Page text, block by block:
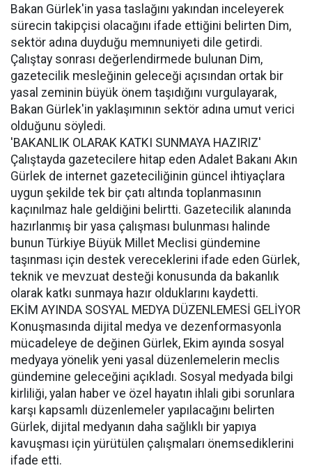
Bakan Gürlek'in yasa taslağını yakından inceleyerek
sürecin takipçisi olacağını ifade ettiğini belirten Dim,
sektör adına duyduğu memnuniyeti dile getirdi.
Çalıştay sonrası değerlendirmede bulunan Dim,
gazetecilik mesleğinin geleceği açısından ortak bir
yasal zeminin büyük önem taşıdığını vurgulayarak,
Bakan Gürlek'in yaklaşımının sektör adına umut verici
olduğunu söyledi.
'BAKANLIK OLARAK KATKI SUNMAYA HAZIRIZ'
Çalıştayda gazetecilere hitap eden Adalet Bakanı Akın
Gürlek de internet gazeteciliğinin güncel ihtiyaçlara
uygun şekilde tek bir çatı altında toplanmasının
kaçınılmaz hale geldiğini belirtti. Gazetecilik alanında
hazırlanmış bir yasa çalışması bulunması halinde
bunun Türkiye Büyük Millet Meclisi gündemine
taşınması için destek vereceklerini ifade eden Gürlek,
teknik ve mevzuat desteği konusunda da bakanlık
olarak katkı sunmaya hazır olduklarını kaydetti.
EKİM AYINDA SOSYAL MEDYA DÜZENLEMESİ GELİYOR
Konuşmasında dijital medya ve dezenformasyonla
mücadeleye de değinen Gürlek, Ekim ayında sosyal
medyaya yönelik yeni yasal düzenlemelerin meclis
gündemine geleceğini açıkladı. Sosyal medyada bilgi
kirliliği, yalan haber ve özel hayatın ihlali gibi sorunlara
karşı kapsamlı düzenlemeler yapılacağını belirten
Gürlek, dijital medyanın daha sağlıklı bir yapıya
kavuşması için yürütülen çalışmaları önemsediklerini
ifade etti.